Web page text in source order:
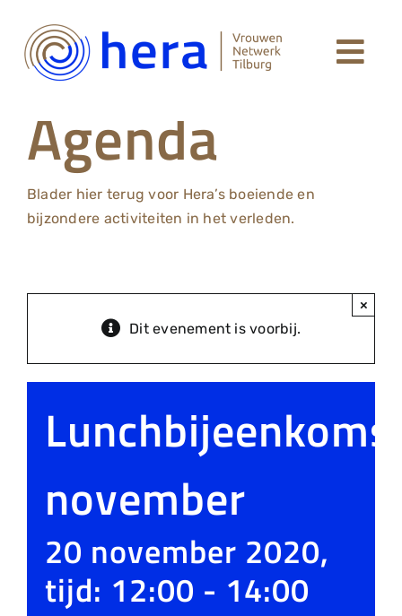
naar
inhoud
Leden Hera Netwerk
Agenda
Agenda
Blader hier terug voor Hera’s boeiende en
bijzondere activiteiten in het verleden.
Dit evenement is voorbij.
×
november
20 november 2020,
tijd: 12:00 - 14:00